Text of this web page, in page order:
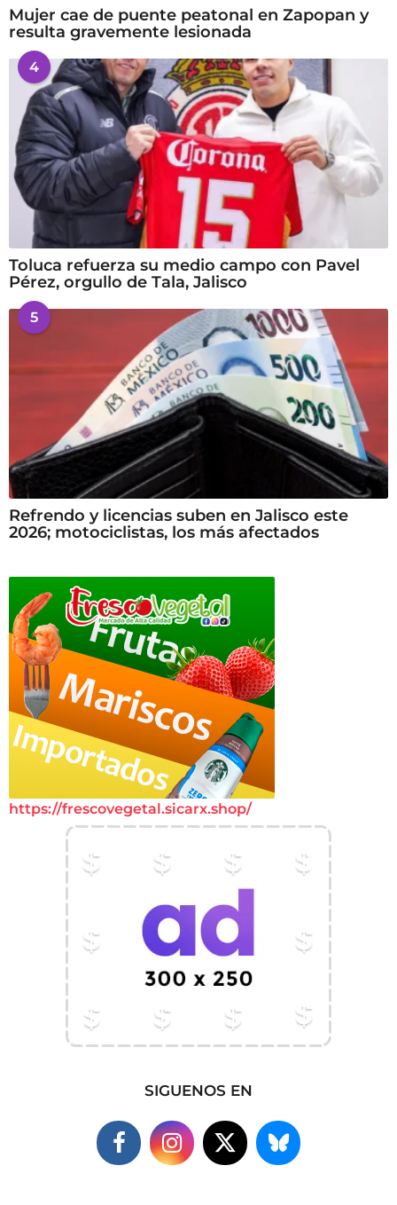
Mujer cae de puente peatonal en Zapopan y
resulta gravemente lesionada
4
Toluca refuerza su medio campo con Pavel
Pérez, orgullo de Tala, Jalisco
5
Refrendo y licencias suben en Jalisco este
2026; motociclistas, los más afectados
https://frescovegetal.sicarx.shop/
SIGUENOS EN